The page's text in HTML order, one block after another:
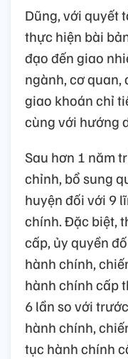
Dũng, với quyết
thực hiện bài
đạo đến giao
ngành, cơ quan,
giao khoán chỉ
cùng với hướng
Sau hơn 1 năm
chỉnh, bổ sung
huyện đối với 9
chính. Đặc biệt,
cấp, ủy quyền
hành chính,
hành chính cấp
6 lần so với
hành chính,
tục hành chính